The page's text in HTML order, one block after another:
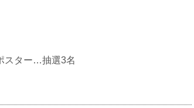
スター…抽選3名